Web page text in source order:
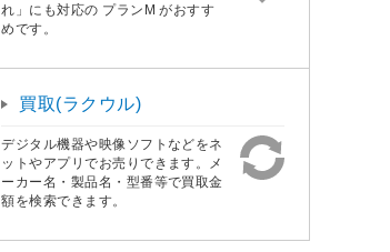
れ」にも対応の プランM がおすす
めです。
買取(ラクウル)
デジタル機器や映像ソフトなどをネ
ットやアプリでお売りできます。メ
ーカー名・製品名・型番等で買取金
額を検索できます。